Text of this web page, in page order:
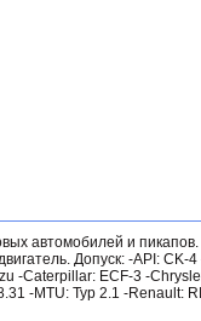
автомобилей и
Допуск: -API: CK-
-Caterpillar: ECF-3 -
-MTU: Typ 2.1 -Renault: